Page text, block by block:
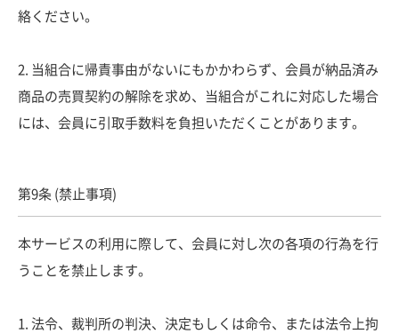
絡ください。
2. 当組合に帰責事由がないにもかかわらず、会員が納品済み
商品の売買契約の解除を求め、当組合がこれに対応した場合
には、会員に引取手数料を負担いただくことがあります。
第9条 (禁止事項)
本サービスの利用に際して、会員に対し次の各項の行為を行
うことを禁止します。
1. 法令、裁判所の判決、決定もしくは命令、または法令上拘